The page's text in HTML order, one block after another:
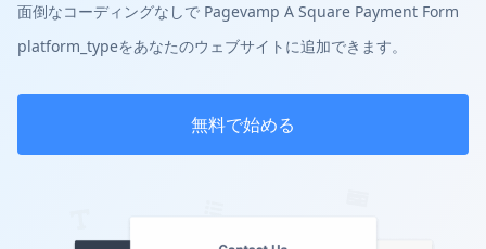
面倒なコーディングなしで Pagevamp A Square Payment Form
platform_typeをあなたのウェブサイトに追加できます。
無料で始める